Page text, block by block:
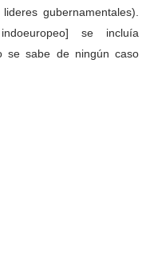
gubernamentales).
se incluía
se sabe de ningún caso